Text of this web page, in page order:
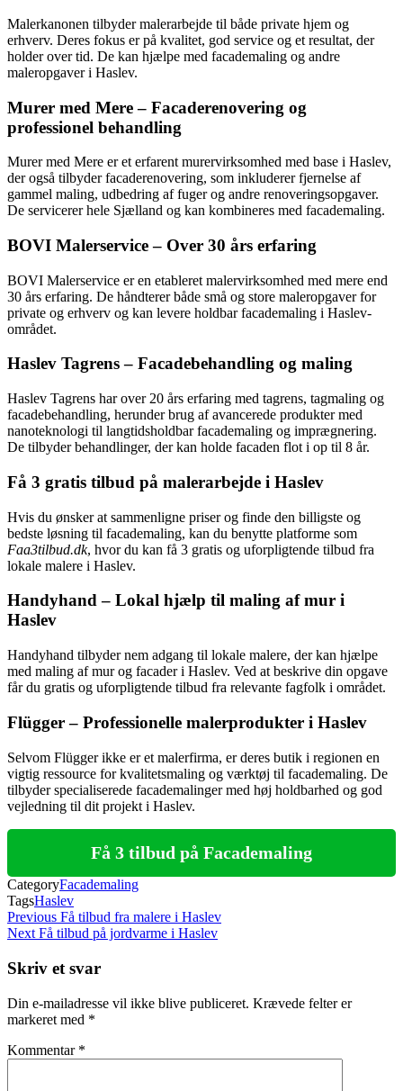
Malerkanonen tilbyder malerarbejde til både private hjem og
erhverv. Deres fokus er på kvalitet, god service og et resultat, der
holder over tid. De kan hjælpe med facademaling og andre
maleropgaver i Haslev.
Murer med Mere – Facaderenovering og
professionel behandling
Murer med Mere er et erfarent murervirksomhed med base i Haslev,
der også tilbyder facaderenovering, som inkluderer fjernelse af
gammel maling, udbedring af fuger og andre renoveringsopgaver.
De servicerer hele Sjælland og kan kombineres med facademaling.
BOVI Malerservice – Over 30 års erfaring
BOVI Malerservice er en etableret malervirksomhed med mere end
30 års erfaring. De håndterer både små og store maleropgaver for
private og erhverv og kan levere holdbar facademaling i Haslev-
området.
Haslev Tagrens – Facadebehandling og maling
Haslev Tagrens har over 20 års erfaring med tagrens, tagmaling og
facadebehandling, herunder brug af avancerede produkter med
nanoteknologi til langtidsholdbar facademaling og imprægnering.
De tilbyder behandlinger, der kan holde facaden flot i op til 8 år.
Få 3 gratis tilbud på malerarbejde i Haslev
Hvis du ønsker at sammenligne priser og finde den billigste og
bedste løsning til facademaling, kan du benytte platforme som
Faa3tilbud.dk, hvor du kan få 3 gratis og uforpligtende tilbud fra
lokale malere i Haslev.
Handyhand – Lokal hjælp til maling af mur i
Haslev
Handyhand tilbyder nem adgang til lokale malere, der kan hjælpe
med maling af mur og facader i Haslev. Ved at beskrive din opgave
får du gratis og uforpligtende tilbud fra relevante fagfolk i området.
Flügger – Professionelle malerprodukter i Haslev
Selvom Flügger ikke er et malerfirma, er deres butik i regionen en
vigtig ressource for kvalitetsmaling og værktøj til facademaling. De
tilbyder specialiserede facademalinger med høj holdbarhed og god
vejledning til dit projekt i Haslev.
Få 3 tilbud på Facademaling
CategoryFacademaling
TagsHaslev
Indlægsnavigation
Previous
Post
Previous Få tilbud fra malere i Haslev
Next
Next Få tilbud på jordvarme i Haslev
Skriv et svar
Din e-mailadresse vil ikke blive publiceret. Krævede felter er
markeret med *
Kommentar *